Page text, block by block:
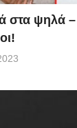
στα ψηλά –